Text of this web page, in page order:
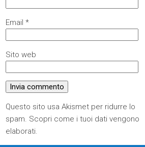
Email*
Sito web
Questo sito usa Akismet per ridurre lo
spam. Scopri come i tuoi dati vengono
elaborati.